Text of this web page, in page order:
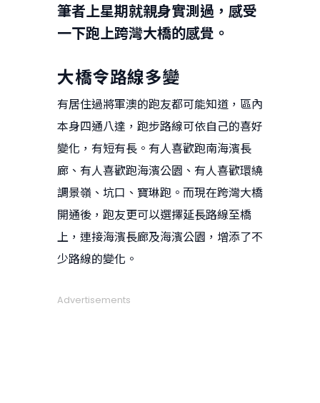
筆者上星期就親身實測過，感受
一下跑上跨灣大橋的感覺。
大橋令路線多變
有居住過將軍澳的跑友都可能知道，區內
本身四通八達，跑步路線可依自己的喜好
變化，有短有長。有人喜歡跑南海濱長
廊、有人喜歡跑海濱公園、有人喜歡環繞
調景嶺、坑口、寶琳跑。而現在跨灣大橋
開通後，跑友更可以選擇延長路線至橋
上，連接海濱長廊及海濱公園，增添了不
少路線的變化。
Advertisements